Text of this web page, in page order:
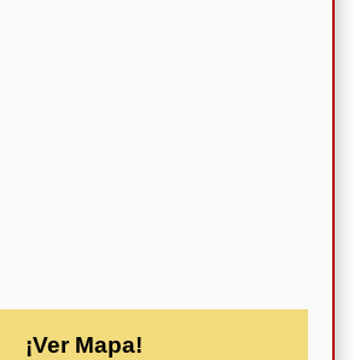
¡Ver Mapa!